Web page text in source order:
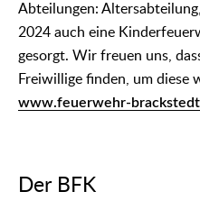
Abteilungen:
2024 auch eine
gesorgt. Wir freuen uns,
Freiwillige finden, um diese
www.feuerwehr-
Der BFK